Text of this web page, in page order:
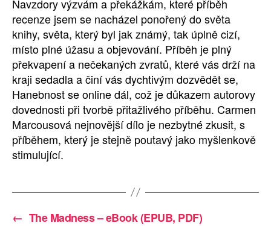
Navzdory výzvám a překážkám, které příběh
recenze jsem se nacházel ponořený do světa
knihy, světa, který byl jak známý, tak úplně cizí,
místo plné úžasu a objevování. Příběh je plný
překvapení a nečekaných zvratů, které vás drží na
kraji sedadla a činí vás dychtivým dozvědět se,
Hanebnost se online dál, což je důkazem autorovy
dovednosti při tvorbě přitažlivého příběhu. Carmen
Marcousová nejnovější dílo je nezbytné zkusit, s
příběhem, který je stejně poutavý jako myšlenkově
stimulující.
← The Madness – eBook (EPUB, PDF)